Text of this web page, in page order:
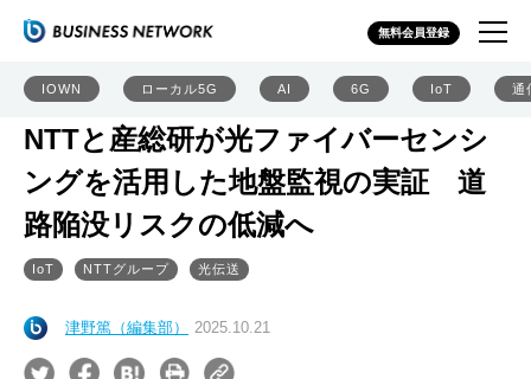
無料会員登録
IOWN ローカル5G AI 6G IoT 通
NTTと産総研が光ファイバーセンシ
ングを活用した地盤監視の実証 道
路陥没リスクの低減へ
IoT NTTグループ 光伝送
津野篤（編集部） 2025.10.21